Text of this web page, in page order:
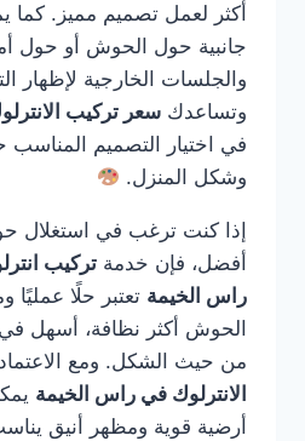
أكثر لعمل تصميم مميز. كما
جانبية حول الحوش أو حول
والجلسات الخارجية لإظهار
وتساعدك سعر تركيب
في اختيار التصميم
وشكل المنزل.
إذا كنت ترغب في
أفضل، فإن خدمة تركيب
راس الخيمة تعتبر حلًا عمليًا
الحوش أكثر نظافة، أسهل
من حيث الشكل. ومع
الانترلوك في راس الخيمة
أرضية قوية ومظهر أنيق